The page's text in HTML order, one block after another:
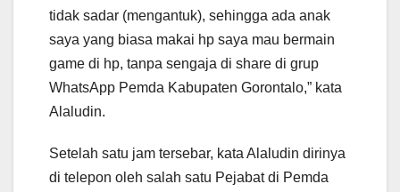
tidak sadar (mengantuk), sehingga ada anak
saya yang biasa makai hp saya mau bermain
game di hp, tanpa sengaja di share di grup
WhatsApp Pemda Kabupaten Gorontalo,” kata
Alaludin.
Setelah satu jam tersebar, kata Alaludin dirinya
di telepon oleh salah satu Pejabat di Pemda